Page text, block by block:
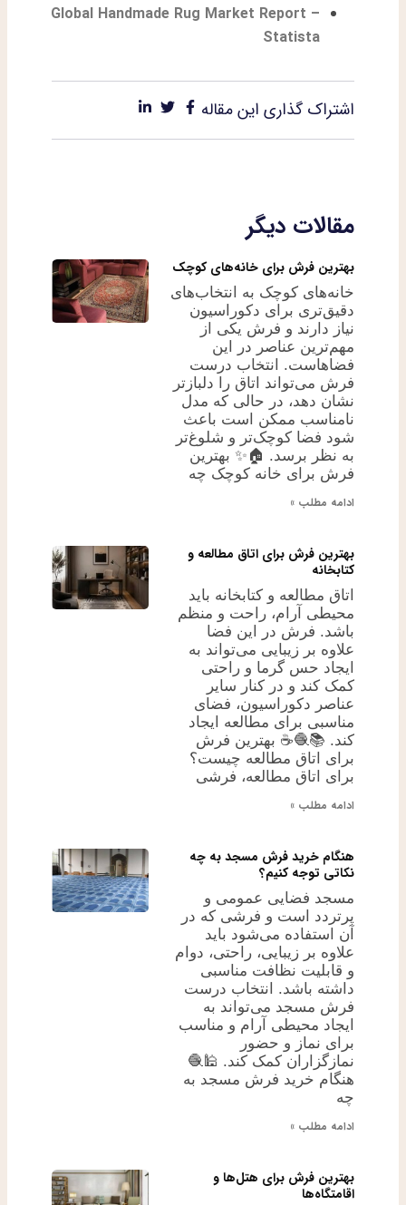
Global Handmade Rug Market Report –
Statista
اشتراک گذاری این مقاله
مقالات دیگر
بهترین فرش برای خانه‌های کوچک
خانه‌های کوچک به انتخاب‌های
دقیق‌تری برای دکوراسیون
نیاز دارند و فرش یکی از
مهم‌ترین عناصر در این
فضاهاست. انتخاب درست
فرش می‌تواند اتاق را دلبازتر
نشان دهد، در حالی که مدل
نامناسب ممکن است باعث
شود فضا کوچک‌تر و شلوغ‌تر
به نظر برسد. 🏠✨ بهترین
فرش برای خانه کوچک چه
ادامه مطلب »
بهترین فرش برای اتاق مطالعه و
کتابخانه
اتاق مطالعه و کتابخانه باید
محیطی آرام، راحت و منظم
باشد. فرش در این فضا
علاوه بر زیبایی می‌تواند به
ایجاد حس گرما و راحتی
کمک کند و در کنار سایر
عناصر دکوراسیون، فضای
مناسبی برای مطالعه ایجاد
کند. 📚🧶☕ بهترین فرش
برای اتاق مطالعه چیست؟
برای اتاق مطالعه، فرشی
ادامه مطلب »
هنگام خرید فرش مسجد به چه
نکاتی توجه کنیم؟
مسجد فضایی عمومی و
پرتردد است و فرشی که در
آن استفاده می‌شود باید
علاوه بر زیبایی، راحتی، دوام
و قابلیت نظافت مناسبی
داشته باشد. انتخاب درست
فرش مسجد می‌تواند به
ایجاد محیطی آرام و مناسب
برای نماز و حضور
نمازگزاران کمک کند. 🕌🧶
هنگام خرید فرش مسجد به
چه
ادامه مطلب »
بهترین فرش برای هتل‌ها و
اقامتگاه‌ها